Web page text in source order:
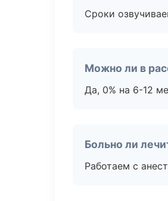
Сроки
Можно ли в
Да, 0% на 6-12
Больно ли
Работаем с